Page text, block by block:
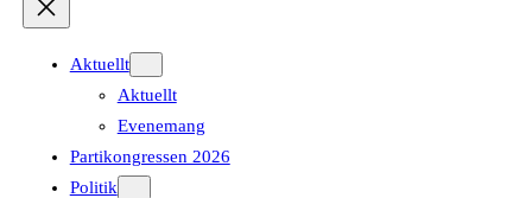
Aktuellt
Aktuellt
Evenemang
Partikongressen 2026
Politik